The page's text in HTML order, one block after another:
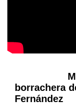
borrachera
Fernández